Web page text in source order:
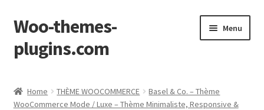
Skip
to
navigation
Skip
to
content
Woo-themes-
plugins.com
Menu
Home THÈME WOOCOMMERCE
Basel & Co. – Thème
WooCommerce Mode / Luxe – Thème Minimaliste, Responsive &